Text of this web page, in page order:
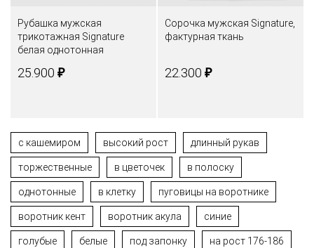
Рубашка мужская
трикотажная Signature
белая однотонная
25.900 ₽
Сорочка мужская Signature,
фактурная ткань
22.300 ₽
с кашемиром высокий рост длинный рукав
торжественные в цветочек в полоску
однотонные в клетку пуговицы на воротнике
воротник кент воротник акула синие
голубые белые под запонку на рост 176-186